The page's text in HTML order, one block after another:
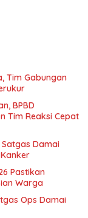
Tim Gabungan
BPBD
Tim Reaksi Cepat
Damai
Pastikan
Warga
Ops Damai